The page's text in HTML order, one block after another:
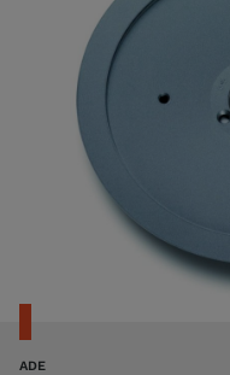
ADE